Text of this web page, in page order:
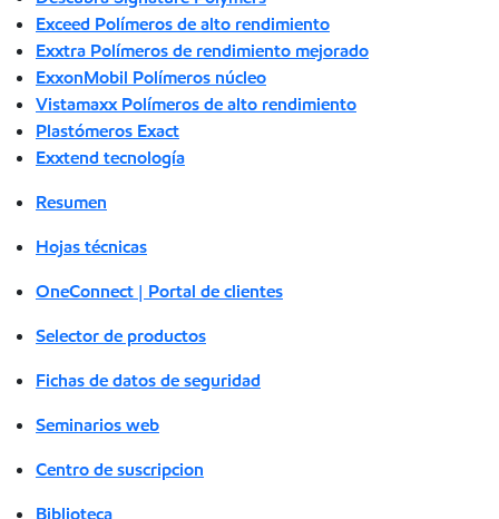
Exceed Polímeros de alto rendimiento
Exxtra Polímeros de rendimiento mejorado
ExxonMobil Polímeros núcleo
Vistamaxx Polímeros de alto rendimiento
Plastómeros Exact
Exxtend tecnología
Resumen
Hojas técnicas
OneConnect | Portal de clientes
Selector de productos
Fichas de datos de seguridad
Seminarios web
Centro de suscripcion
Biblioteca